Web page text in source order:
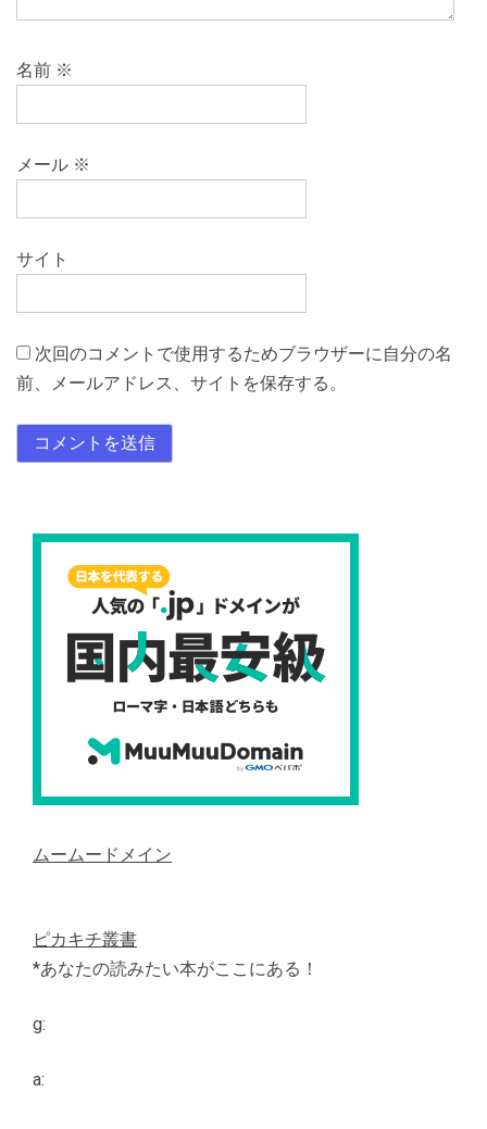
名前 ※
メール ※
サイト
次回のコメントで使用するためブラウザーに自分の名
前、メールアドレス、サイトを保存する。
ムームードメイン
ピカキチ叢書
*あなたの読みたい本がここにある！
g:
a: